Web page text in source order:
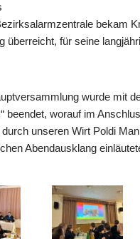
bekam
überreicht, für seine
wurde mit
beendet, worauf im
unseren Wirt Poldi
Abendausklang